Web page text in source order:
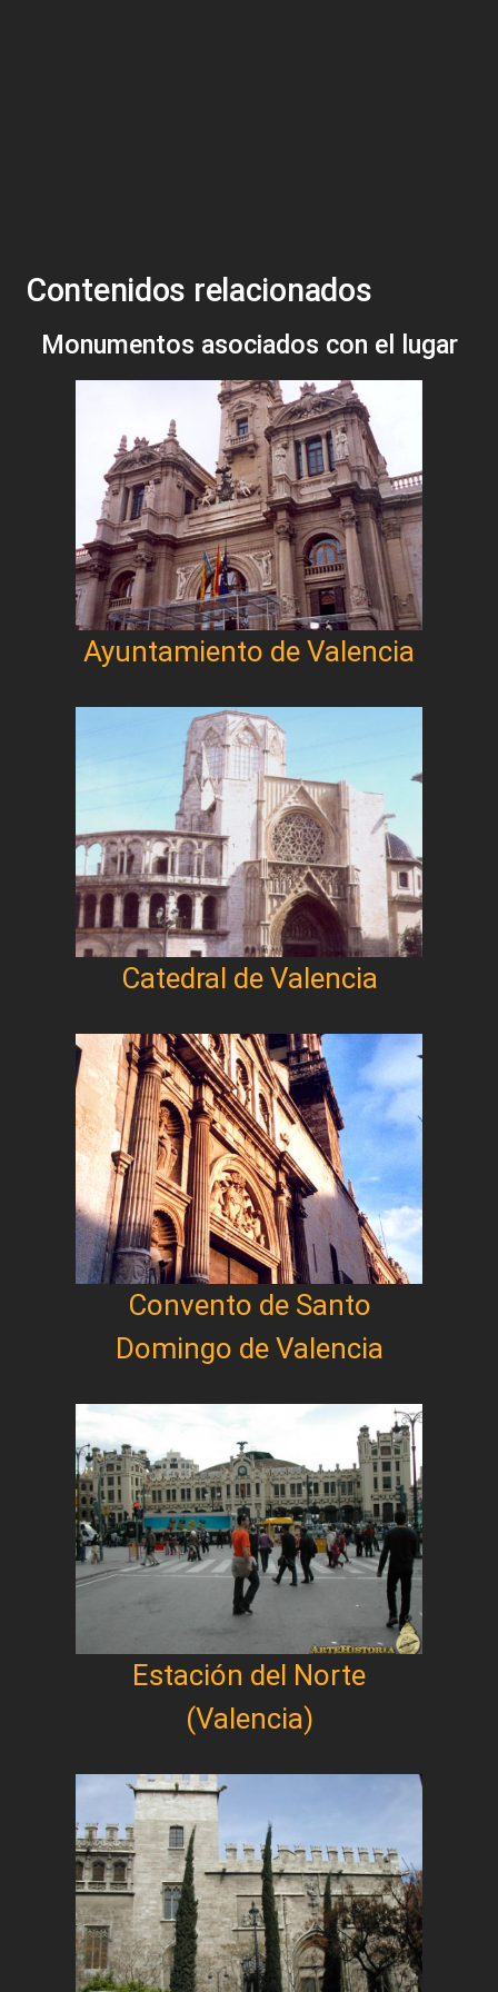
Contenidos relacionados
Monumentos asociados con el lugar
Ayuntamiento de Valencia
Catedral de Valencia
Convento de Santo
Domingo de Valencia
Estación del Norte
(Valencia)